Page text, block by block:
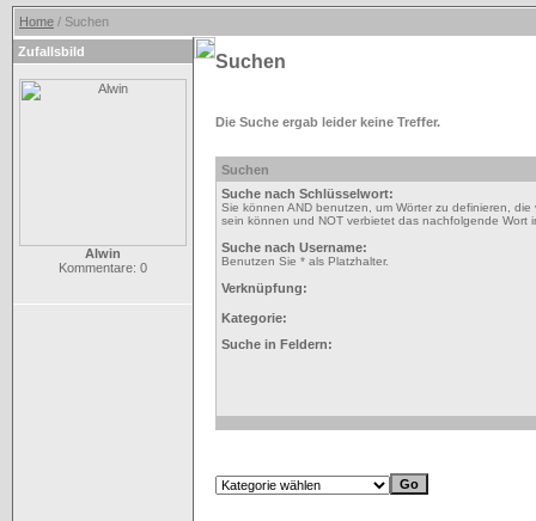
Home / Suchen
Zufallsbild
Alwin
Kommentare: 0
Suchen
Die Suche ergab leider keine Treffer.
Suchen
Suche nach Schlüsselwort:
Sie können AND benutzen, um Wörter zu definieren,
sein können und NOT verbietet das nachfolgende Wort
Suche nach Username:
Benutzen Sie * als Platzhalter.
Verknüpfung:
Kategorie:
Suche in Feldern: